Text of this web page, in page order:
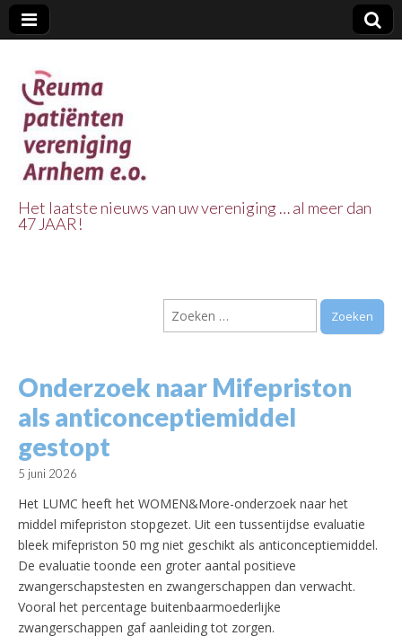
Vereniging
Arnhem e.o.
Het laatste nieuws van uw vereniging … al meer dan
47 JAAR!
Zoeken
naar:
Onderzoek naar Mifepriston
als anticonceptiemiddel
gestopt
5 juni 2026
Het LUMC heeft het WOMEN&More-onderzoek naar het
middel mifepriston stopgezet. Uit een tussentijdse evaluatie
bleek mifepriston 50 mg niet geschikt als anticonceptiemiddel.
De evaluatie toonde een groter aantal positieve
zwangerschapstesten en zwangerschappen dan verwacht.
Vooral het percentage buitenbaarmoederlijke
zwangerschappen gaf aanleiding tot zorgen.